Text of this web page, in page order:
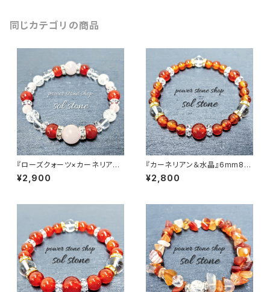
同じカテゴリの商品
『ローズクォーツ×カーネリアン
×クラック水晶×水晶』 天然石パ
ワーストーンブレスレット
¥2,900
『カーネリアン＆水晶』6mm8m
m天然石パワーストーンブレス
レット
¥2,800